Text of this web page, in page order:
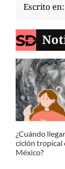
Escrito en:
¿Cuándo
ciclón tropical
México?